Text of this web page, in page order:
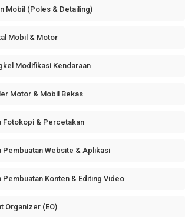
Mobil (Poles & Detailing)
Mobil & Motor
Modifikasi Kendaraan
Motor & Mobil Bekas
Fotokopi & Percetakan
Website & Aplikasi
Konten & Editing Video
Organizer (EO)